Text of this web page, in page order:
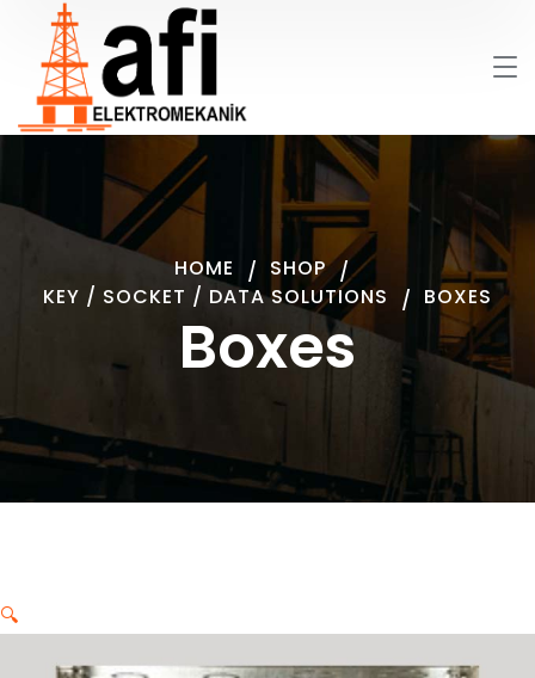
Boxes
HOME
SHOP
KEY / SOCKET / DATA SOLUTIONS
BOXES
🔍